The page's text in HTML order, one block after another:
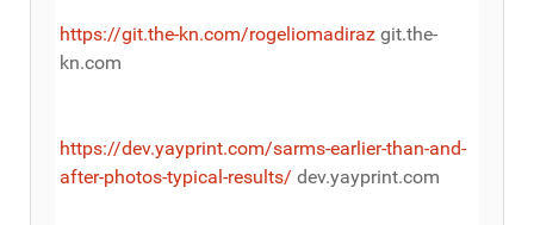
https://git.the-kn.com/rogeliomadiraz git.the-
kn.com
https://dev.yayprint.com/sarms-earlier-than-and-
after-photos-typical-results/ dev.yayprint.com